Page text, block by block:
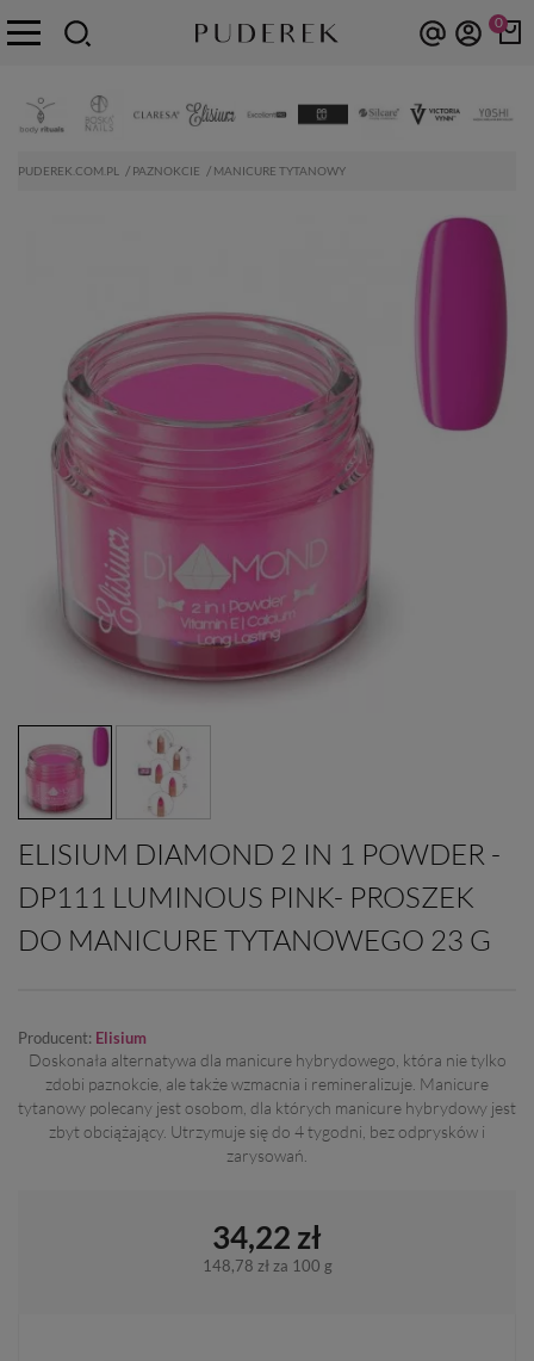
0
PUDEREK.COM.PL PAZNOKCIE MANICURE TYTANOWY
ELISIUM DIAMOND 2 IN 1 POWDER -
DP111 LUMINOUS PINK- PROSZEK
DO MANICURE TYTANOWEGO 23 G
Producent: Elisium
Doskonała alternatywa dla manicure hybrydowego, która nie tylko
zdobi paznokcie, ale także wzmacnia i remineralizuje. Manicure
tytanowy polecany jest osobom, dla których manicure hybrydowy jest
zbyt obciążający. Utrzymuje się do 4 tygodni, bez odprysków i
zarysowań.
34,22 zł
148,78 złza 100 g